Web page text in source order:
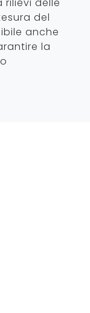
rilievi delle
del
anche
la